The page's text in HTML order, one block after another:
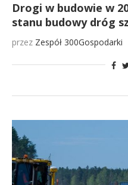
Drogi w budowie w
stanu budowy dróg
przez Zespół 300Gospodarki